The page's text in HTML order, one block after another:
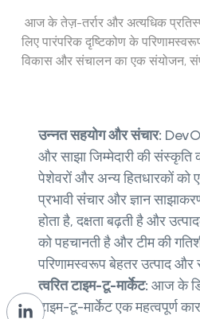
आज के तेज़-तर्रार और अत्यधिक
लिए पारंपरिक दृष्टिकोण के
विकास और संचालन का एक संयोजन,
उन्नत सहयोग और संचार:
और साझा जिम्मेदारी की संस्कृति
पेशेवरों और अन्य हितधारकों
प्रभावी संचार और ज्ञान
होता है, दक्षता बढ़ती है और
को पहचानती है और टीम की
परिणामस्वरूप बेहतर उत्पाद और
त्वरित टाइम-टू-मार्केट: आज के
टाइम-टू-मार्केट एक महत्वपूर्ण